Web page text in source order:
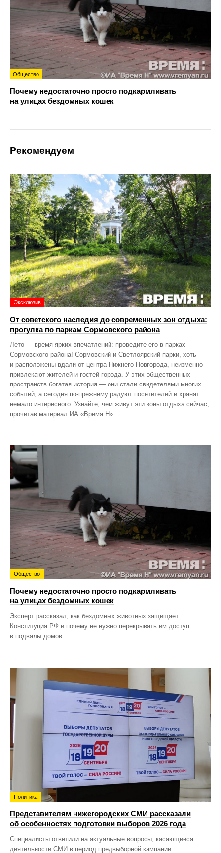
Общество
Почему недостаточно просто подкармливать
на улицах бездомных кошек
Рекомендуем
Эксклюзив
От советского наследия до современных зон отдыха:
прогулка по паркам Сормовского района
Лето — время ярких впечатлений: проведите его в парках
Сормовского района! Сормовский и Светлоярский парки, хоть
и расположены вдали от центра Нижнего Новгорода, неизменно
привлекают жителей и гостей города. У этих общественных
пространств богатая история — они стали свидетелями многих
событий, а сегодня по‑прежнему радуют посетителей и хранят
немало интересного. Узнайте, чем живут эти зоны отдыха сейчас,
прочитав материал ИА «Время Н».
Общество
Почему недостаточно просто подкармливать
на улицах бездомных кошек
Эксперт рассказал, как бездомных животных защищает
Конституция РФ и почему не нужно перекрывать им доступ
в подвалы домов.
Политика
Представителям нижегородских СМИ рассказали
об особенностях подготовки выборов 2026 года
Специалисты ответили на актуальные вопросы, касающиеся
деятельности СМИ в период предвыборной кампании.